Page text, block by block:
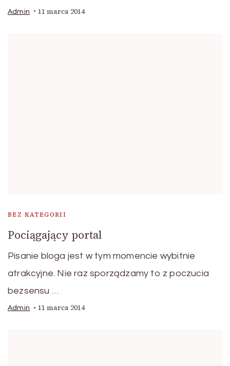
Admin 11 marca 2014
BEZ KATEGORII
Pociągający portal
Pisanie bloga jest w tym momencie wybitnie
atrakcyjne. Nie raz sporządzamy to z poczucia
bezsensu …
Admin 11 marca 2014